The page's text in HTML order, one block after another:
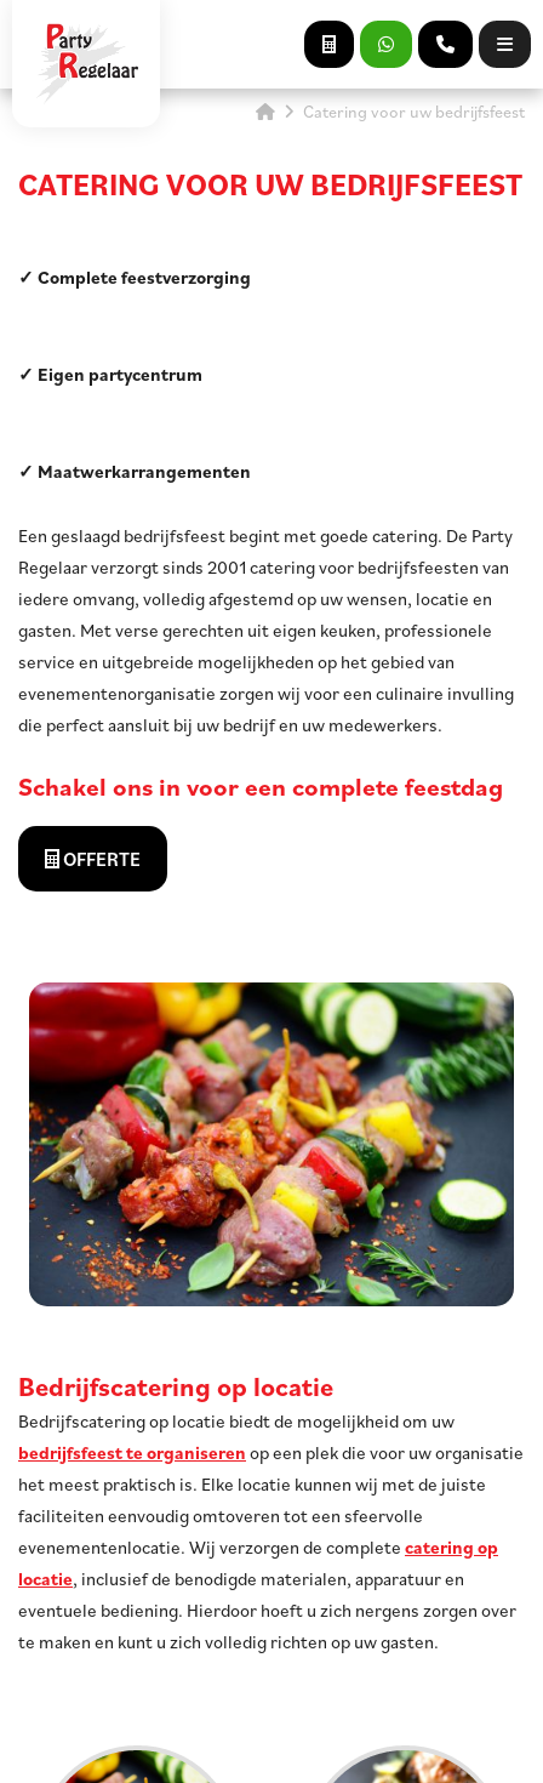
Catering voor uw bedrijfsfeest
CATERING VOOR UW BEDRIJFSFEEST
✓ Complete feestverzorging
✓ Eigen partycentrum
✓ Maatwerkarrangementen
Een geslaagd bedrijfsfeest begint met goede catering. De Party
Regelaar verzorgt sinds 2001 catering voor bedrijfsfeesten van
iedere omvang, volledig afgestemd op uw wensen, locatie en
gasten. Met verse gerechten uit eigen keuken, professionele
service en uitgebreide mogelijkheden op het gebied van
evenementenorganisatie zorgen wij voor een culinaire invulling
die perfect aansluit bij uw bedrijf en uw medewerkers.
Schakel ons in voor een complete feestdag
OFFERTE
Bedrijfscatering op locatie
Bedrijfscatering op locatie biedt de mogelijkheid om uw
bedrijfsfeest te organiseren op een plek die voor uw organisatie
het meest praktisch is. Elke locatie kunnen wij met de juiste
faciliteiten eenvoudig omtoveren tot een sfeervolle
evenementenlocatie. Wij verzorgen de complete catering op
locatie, inclusief de benodigde materialen, apparatuur en
eventuele bediening. Hierdoor hoeft u zich nergens zorgen over
te maken en kunt u zich volledig richten op uw gasten.